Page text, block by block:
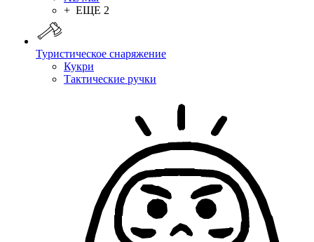
+ ЕЩЕ 2
Туристическое снаряжение
Кукри
Тактические ручки